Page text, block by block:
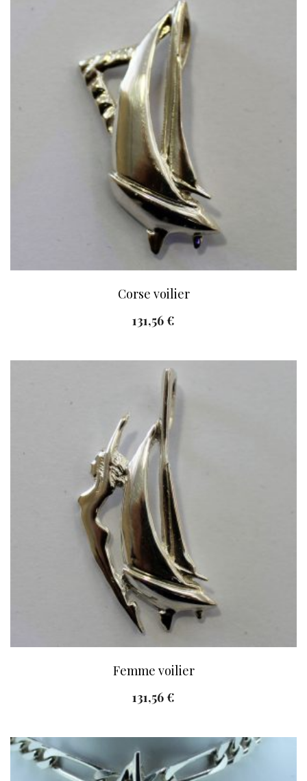
Corse voilier
131,56€
Femme voilier
131,56€